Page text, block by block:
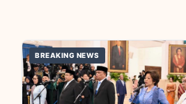
BREAKING NEWS